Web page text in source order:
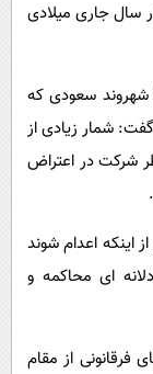
سال جاری میلادی
این عضو تیم تحقیق بین المللی همچنین به 37 شهروند سعودی که
شمار زیادی از
شرکت در اعتراض
اینکه اعدام شوند
ای محاکمه و
فرقانونی از مقام